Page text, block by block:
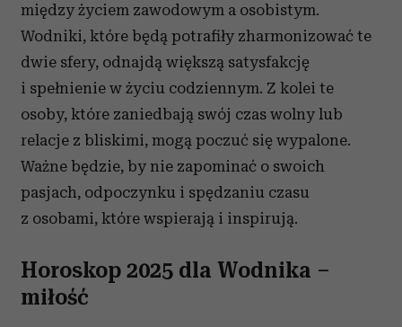
między życiem zawodowym a osobistym.
Wodniki, które będą potrafiły zharmonizować te
dwie sfery, odnajdą większą satysfakcję
i spełnienie w życiu codziennym. Z kolei te
osoby, które zaniedbają swój czas wolny lub
relacje z bliskimi, mogą poczuć się wypalone.
Ważne będzie, by nie zapominać o swoich
pasjach, odpoczynku i spędzaniu czasu
z osobami, które wspierają i inspirują.
Horoskop 2025 dla Wodnika –
miłość